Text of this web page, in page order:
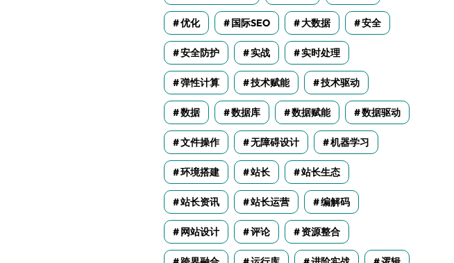
优化 国际SEO 大数据 安全
安全防护 实战 实时处理
弹性计算 技术赋能 技术驱动
数据 数据库 数据赋能 数据驱动
文件操作 无障碍设计 机器学习
环境搭建 站长 站长生态
站长资讯 站长运营 编解码
网站设计 评论 资源整合